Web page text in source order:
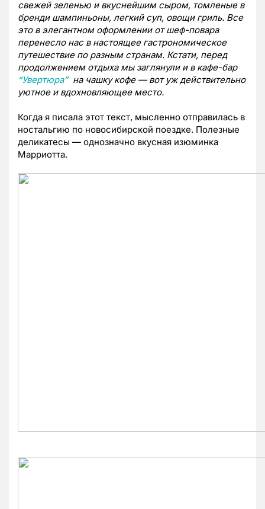
свежей зеленью и вкуснейшим сыром, томленые в
бренди шампиньоны, легкий суп, овощи гриль. Все
это в элегантном оформлении от шеф-повара
перенесло нас в настоящее гастрономическое
путешествие по разным странам. Кстати, перед
продолжением отдыха мы заглянули и в кафе-бар
“Увертюра”на чашку кофе — вот уж действительно
уютное и вдохновляющее место.
Когда я писала этот текст, мысленно отправилась в
ностальгию по новосибирской поездке. Полезные
деликатесы — однозначно вкусная изюминка
Марриотта.